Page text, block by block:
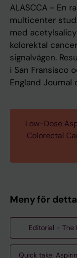
ALASCCA - En
multicenter
med
kolorektal
signalvägen.
i San Fransisco
England Journal
Low-Dose
Colorectal
Meny för
Editorial - The
Quick take: